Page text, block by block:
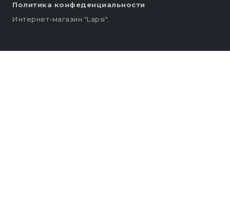
Политика конфеденциальности
Интернет-магазин "Lapsi".